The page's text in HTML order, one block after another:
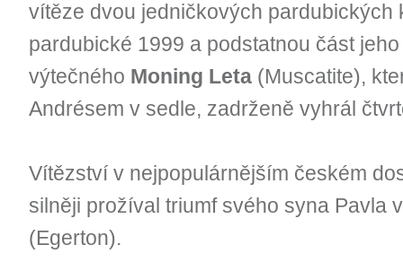
vítěze dvou jedničkových pardubických
pardubické 1999 a podstatnou část
výtečného Moning Leta (Muscatite),
Andrésem v sedle, zadrženě vyhrál
Vítězství v nejpopulárnějším českém
silněji prožíval triumf svého syna Pavla
(Egerton).